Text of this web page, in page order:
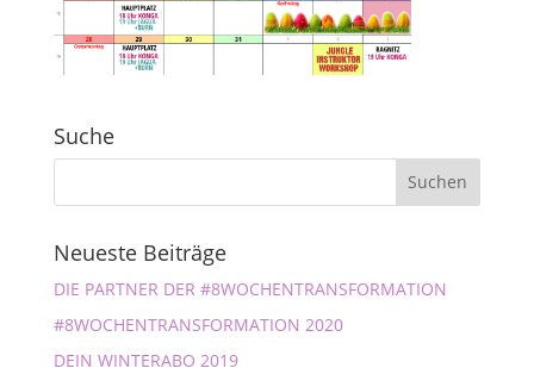
Suche
Neueste Beiträge
DIE PARTNER DER #8WOCHENTRANSFORMATION
#8WOCHENTRANSFORMATION 2020
DEIN WINTERABO 2019